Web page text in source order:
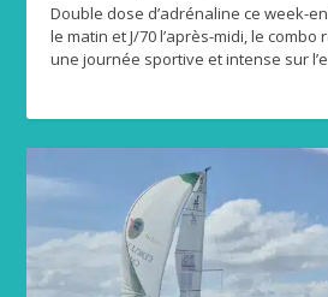
Double dose d’adrénaline ce week-
le matin et J/70 l’après-midi, le
une journée sportive et intense sur